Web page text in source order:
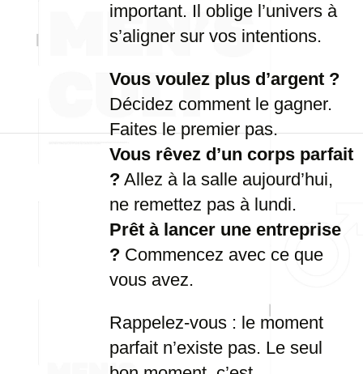
important. Il oblige l’univers à
s’aligner sur vos intentions.
Vous voulez plus d’argent ?
Décidez comment le gagner.
Faites le premier pas.
Vous rêvez d’un corps parfait
? Allez à la salle aujourd’hui,
ne remettez pas à lundi.
Prêt à lancer une entreprise
? Commencez avec ce que
vous avez.
Rappelez-vous : le moment
parfait n’existe pas. Le seul